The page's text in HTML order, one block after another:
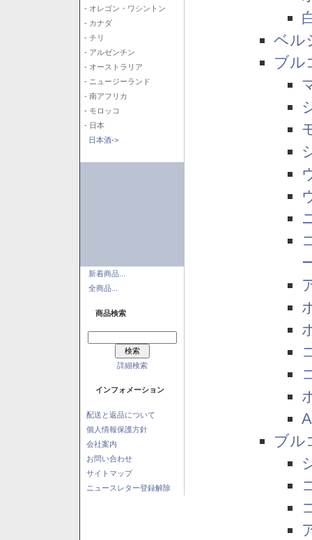
- オレゴン・ワシントン
- カナダ
- チリ
- アルゼンチン
- オーストラリア
- ニュージーランド
- 南アフリカ
- モロッコ
- 日本
日本酒->
新着商品...
全商品...
商品検索
詳細検索
インフォメーション
配送と返品について
個人情報保護方針
会社案内
お問い合わせ
サイトマップ
ニュースレター登録解除
ベル
ブル
ブル